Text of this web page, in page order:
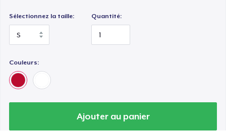
Sélectionnez la taille: Quantité:
Couleurs:
Ajouter au panier